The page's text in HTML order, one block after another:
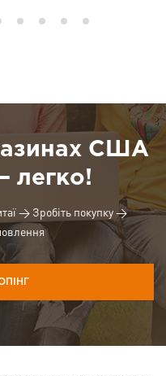
США
легко!
→ Зробіть покупку →